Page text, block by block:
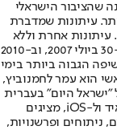
שהציבור הישראלי
עיתונות שמדברת
עיתונות אחרת וללא
תשלום. המהדורה המודפסת הראשונה פורסמה ב-30 ביולי 2007, וב-2010
הגבוה ביותר בימי
הוא עמר לחמנוביץ,
"ישראל היום" בעברית
ובאנגלית, כמו כן היישומונים (אפליקציות) לאנדרואיד ול-iOS, מציגים
ניתוחים ופרשנויות,